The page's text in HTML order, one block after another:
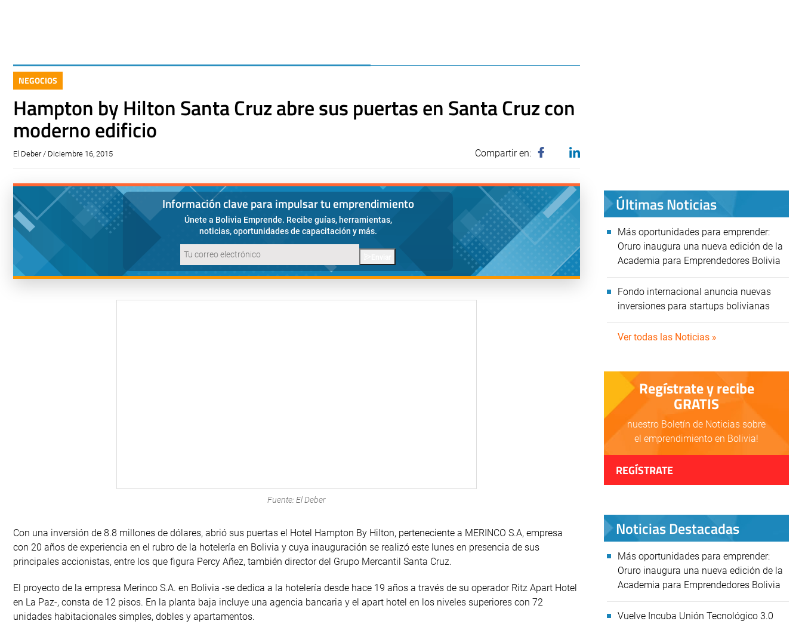
NEGOCIOS
Hampton by Hilton Santa Cruz abre sus puertas en Santa Cruz con
moderno edificio
El Deber / Diciembre 16, 2015 Compartir en:
Información clave para impulsar tu emprendimiento
Únete a Bolivia Emprende. Recibe guías, herramientas,
noticias, oportunidades de capacitación y más.
Fuente: El Deber
Con una inversión de 8.8 millones de dólares, abrió sus puertas el Hotel Hampton By Hilton, perteneciente a MERINCO S.A, empresa
con 20 años de experiencia en el rubro de la hotelería en Bolivia y cuya inauguración se realizó este lunes en presencia de sus
principales accionistas, entre los que figura Percy Añez, también director del Grupo Mercantil Santa Cruz.
El proyecto de la empresa Merinco S.A. en Bolivia -se dedica a la hotelería desde hace 19 años a través de su operador Ritz Apart Hotel
en La Paz-, consta de 12 pisos. En la planta baja incluye una agencia bancaria y el apart hotel en los niveles superiores con 72
unidades habitacionales simples, dobles y apartamentos.
Últimas Noticias
Más oportunidades para emprender:
Oruro inaugura una nueva edición de la
Academia para Emprendedores Bolivia
Fondo internacional anuncia nuevas
inversiones para startups bolivianas
Ver todas las Noticias »
Regístrate y recibe
GRATIS
nuestro Boletín de Noticias sobre
el emprendimiento en Bolivia!
REGÍSTRATE
Noticias Destacadas
Más oportunidades para emprender:
Oruro inaugura una nueva edición de la
Academia para Emprendedores Bolivia
Vuelve Incuba Unión Tecnológico 3.0